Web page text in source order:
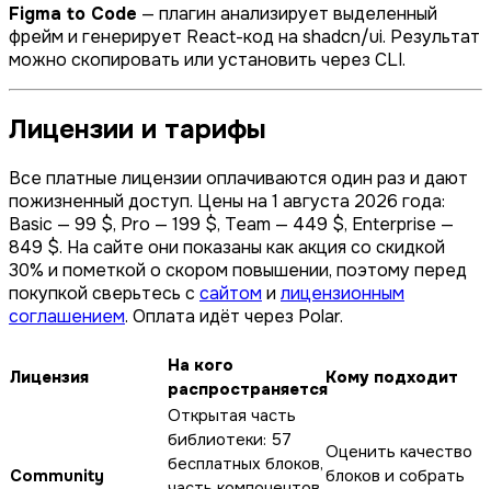
Figma to Code — плагин анализирует выделенный
фрейм и генерирует React-код на shadcn/ui. Результат
можно скопировать или установить через CLI.
Лицензии и тарифы
Все платные лицензии оплачиваются один раз и дают
пожизненный доступ. Цены на 1 августа 2026 года:
Basic — 99 $, Pro — 199 $, Team — 449 $, Enterprise —
849 $. На сайте они показаны как акция со скидкой
30% и пометкой о скором повышении, поэтому перед
покупкой сверьтесь с сайтом и лицензионным
соглашением. Оплата идёт через Polar.
Лицензия
На кого
распространяется
Кому подходит
Community
Открытая часть
библиотеки: 57
бесплатных блоков,
Оценить качество
блоков и собрать